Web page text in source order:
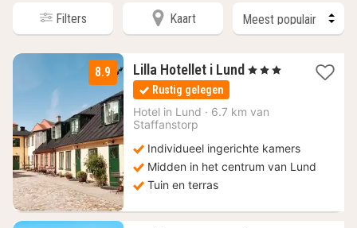
Filters Kaart
8.9 Lilla Hotellet i Lund 2
111,58
, 3 Sterren
Rustig gelegen
Hotel in Lund · 6.7 km van
Staffanstorp
Individueel ingerichte kamers
Midden in het centrum van Lund
Tuin en terras